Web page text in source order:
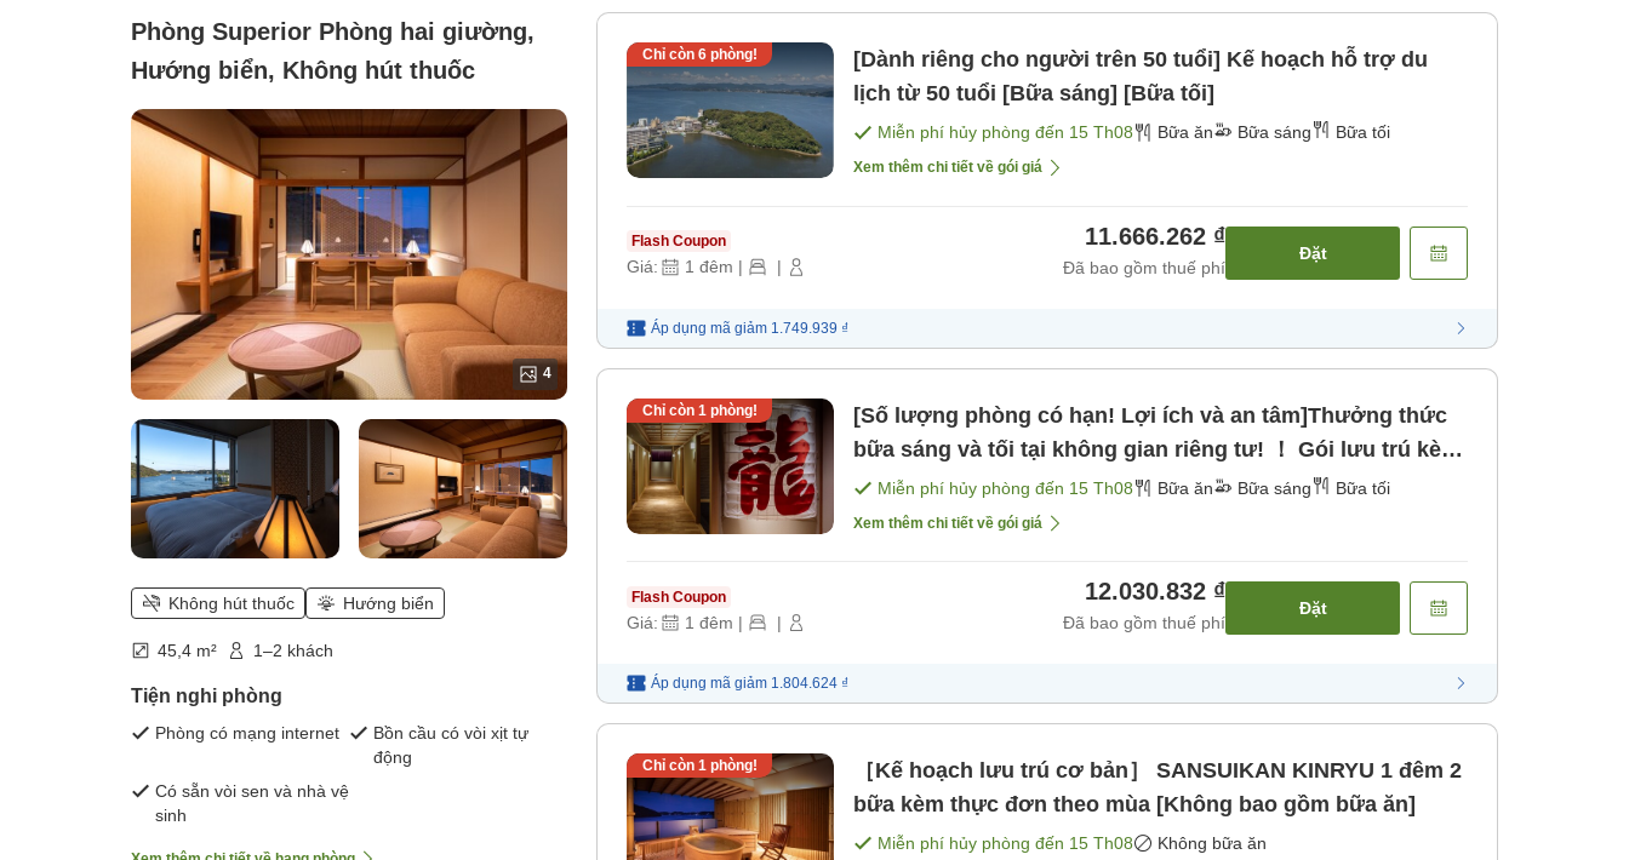
Phòng Superior Phòng hai giường,
Hướng biển, Không hút thuốc
4
Không hút thuốc Hướng biển
45,4 m² 1–2 khách
Tiện nghi phòng
Phòng có mạng internet
Bồn cầu có vòi xịt tự
động
Có sẵn vòi sen và nhà vệ
sinh
Chỉ còn 6phòng!
[Dành riêng cho người trên 50 tuổi] Kế hoạch hỗ trợ du
lịch từ 50 tuổi [Bữa sáng] [Bữa tối]
Miễn phí hủy phòng đến 15 Th08 Bữa ăn Bữa sáng Bữa tối
Xem thêm chi tiết về gói giá
Flash Coupon
Giá: 1 đêm | |
11.666.262 ₫
Đã bao gồm thuế phí
Đặt
Áp dụng mã giảm 1.749.939 ₫
Chỉ còn 1 phòng!
[Số lượng phòng có hạn! Lợi ích và an tâm]Thưởng thức
bữa sáng và tối tại không gian riêng tư! ！ Gói lưu trú kèm
2 bữa ăn [Bữa sáng] [Bữa tối]
Miễn phí hủy phòng đến 15 Th08 Bữa ăn Bữa sáng Bữa tối
Xem thêm chi tiết về gói giá
Flash Coupon
Giá: 1 đêm | |
12.030.832 ₫
Đã bao gồm thuế phí
Đặt
Áp dụng mã giảm 1.804.624 ₫
Chỉ còn 1 phòng!
［Kế hoạch lưu trú cơ bản］ SANSUIKAN KINRYU 1 đêm 2
bữa kèm thực đơn theo mùa [Không bao gồm bữa ăn]
Miễn phí hủy phòng đến 15 Th08 Không bữa ăn